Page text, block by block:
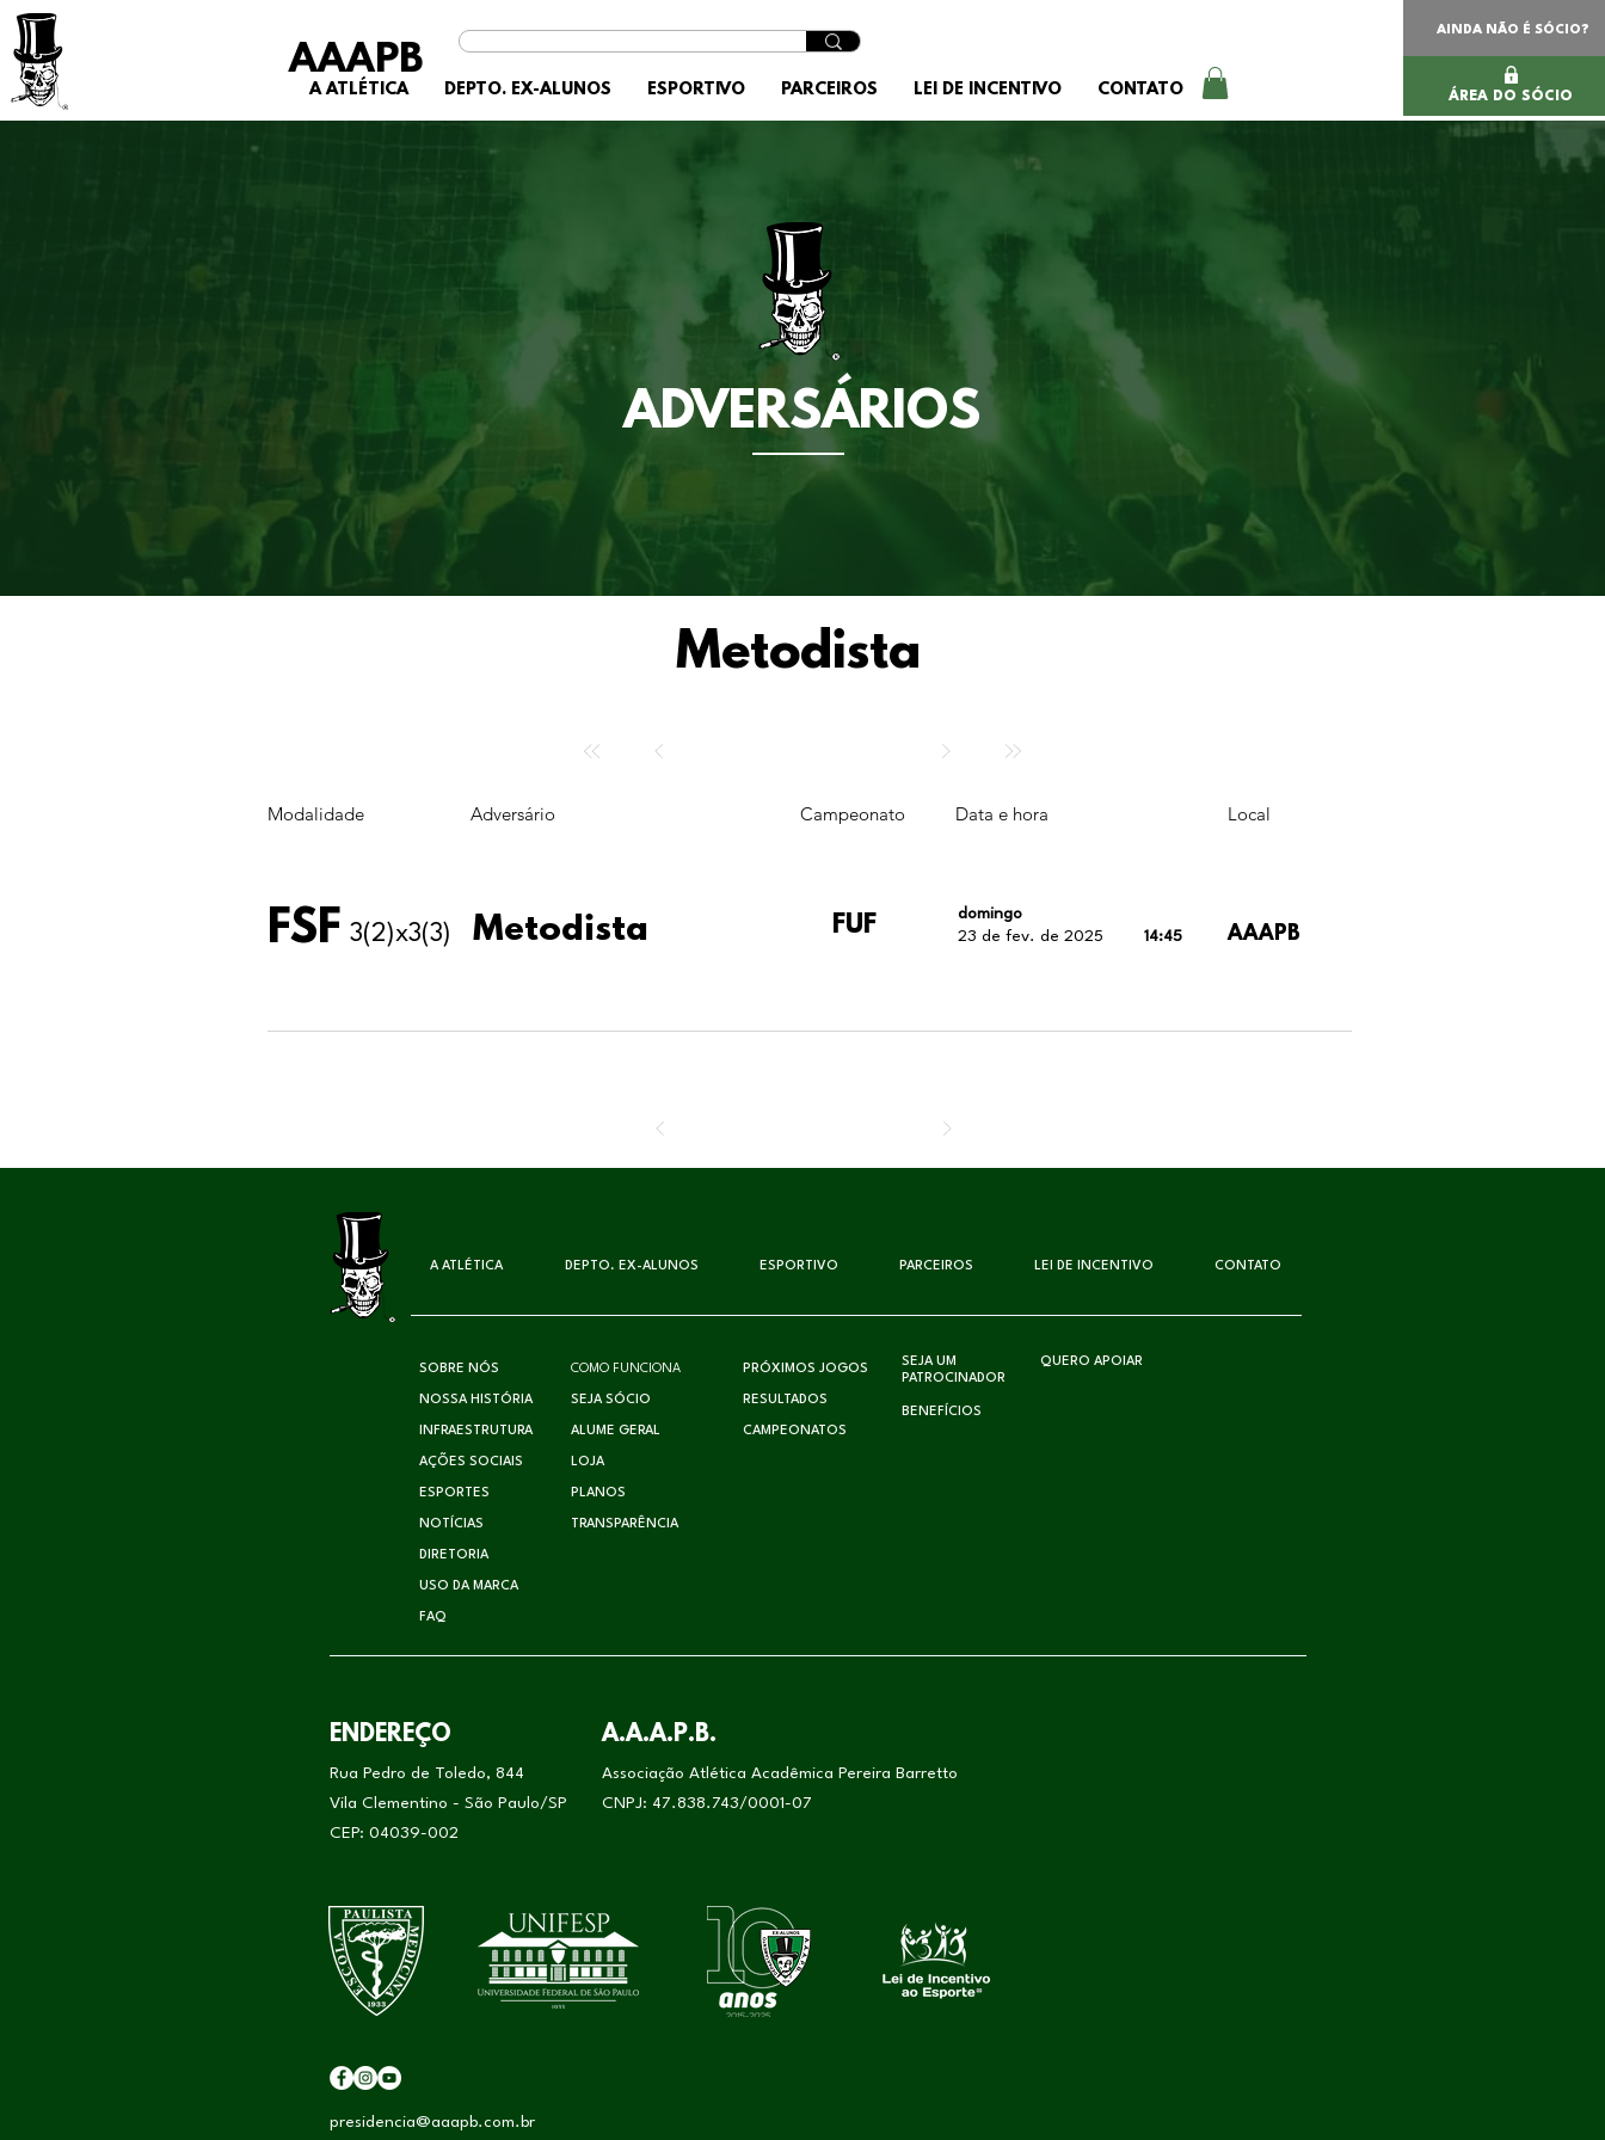
AAAPB
A ATLÉTICA DEPTO. EX-ALUNOS ESPORTIVO PARCEIROS LEI DE INCENTIVO CONTATO
AINDA NÃO É SÓCIO?
ÁREA DO SÓCIO
ADVERSÁRIOS
Metodista
Modalidade Adversário Data e hora
Campeonato Local
3(2)x3(3)
FSF Metodista FUF
domingo
23 de fev. de 2025
14:45 AAAPB
A ATLÉTICA DEPTO. EX-ALUNOS ESPORTIVO PARCEIROS LEI DE INCENTIVO CONTATO
SOBRE NÓS
NOSSA HISTÓRIA
INFRAESTRUTURA
AÇÕES SOCIAIS
ESPORTES
NOTÍCIAS
DIRETORIA
USO DA MARCA
FAQ
COMO FUNCIONA
SEJA SÓCIO
ALUME GERAL
LOJA
PLANOS
TRANSPARÊNCIA
PRÓXIMOS JOGOS
RESULTADOS
CAMPEONATOS
SEJA UM
PATROCINADOR
BENEFÍCIOS
QUERO APOIAR
ENDEREÇO
Rua Pedro de Toledo, 844
Vila Clementino - São Paulo/SP
CEP: 04039-002
A.A.A.P.B.
Associação Atlética Acadêmica Pereira Barretto
CNPJ: 47.838.743/0001-07
presidencia@aaapb.com.br